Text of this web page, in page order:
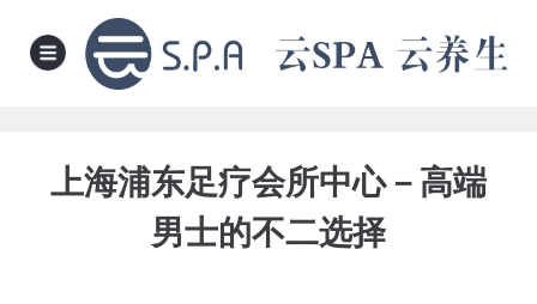
上海浦东足疗会所中心－高端
男士的不二选择